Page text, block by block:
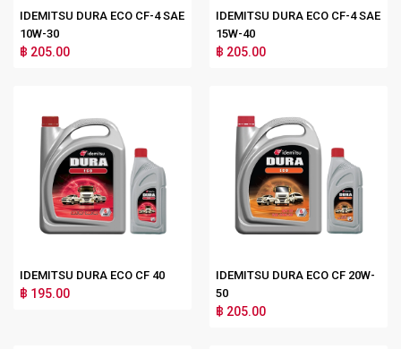
IDEMITSU DURA ECO CF-4 SAE
10W-30
฿ 205.00
IDEMITSU DURA ECO CF-4 SAE
15W-40
฿ 205.00
IDEMITSU DURA ECO CF 40
฿ 195.00
IDEMITSU DURA ECO CF 20W-
50
฿ 205.00